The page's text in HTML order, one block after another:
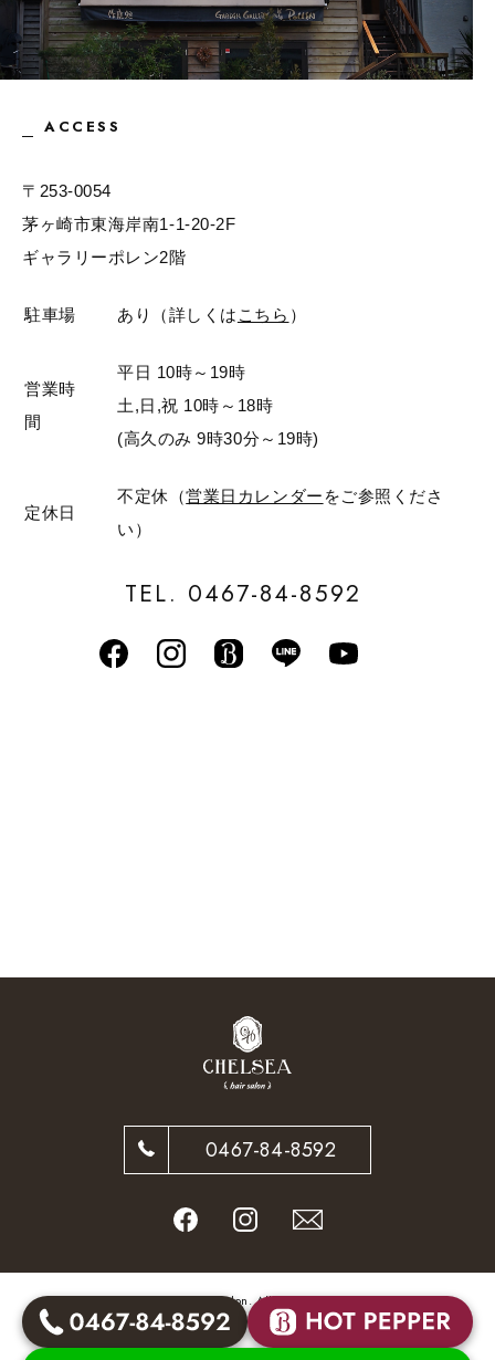
ACCESS
〒253-0054
茅ヶ崎市東海岸南1-1-20-2F
ギャラリーポレン2階
駐車場 あり（詳しくは こちら ）
営業時
間
平日 10時～19時
土,日,祝 10時～18時
(高久のみ 9時30分～19時)
定休日
不定休（営業日カレンダー をご参照くださ
い）
TEL. 0467-84-8592
0467-84-8592
© CHELSEA hair salon. All Rights Reserved.